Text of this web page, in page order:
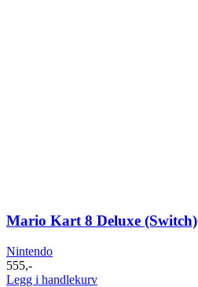
Mario Kart 8 Deluxe (Switch)
Nintendo
555,-
Legg i handlekurv